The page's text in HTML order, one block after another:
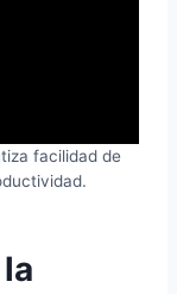
facilidad de